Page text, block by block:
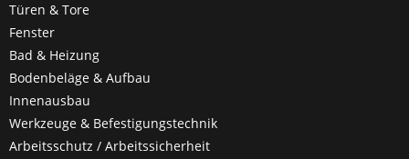
Türen & Tore
Fenster
Bad & Heizung
Bodenbeläge & Aufbau
Innenausbau
Werkzeuge & Befestigungstechnik
Arbeitsschutz / Arbeitssicherheit